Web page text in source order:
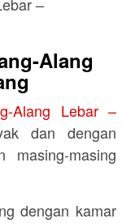
Alang
Alang Lebar –
dan dengan
masing-masing
dengan kamar